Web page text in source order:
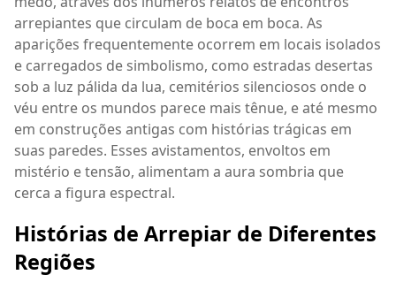
arrepiantes que circulam de boca em boca. As
aparições frequentemente ocorrem em locais isolados
e carregados de simbolismo, como estradas desertas
sob a luz pálida da lua, cemitérios silenciosos onde o
véu entre os mundos parece mais tênue, e até mesmo
em construções antigas com histórias trágicas em
suas paredes. Esses avistamentos, envoltos em
mistério e tensão, alimentam a aura sombria que
cerca a figura espectral.
Histórias de Arrepiar de Diferentes
Regiões